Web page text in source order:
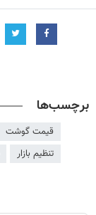
برچسب‌ها
قیمت گوشت
تنظیم بازار